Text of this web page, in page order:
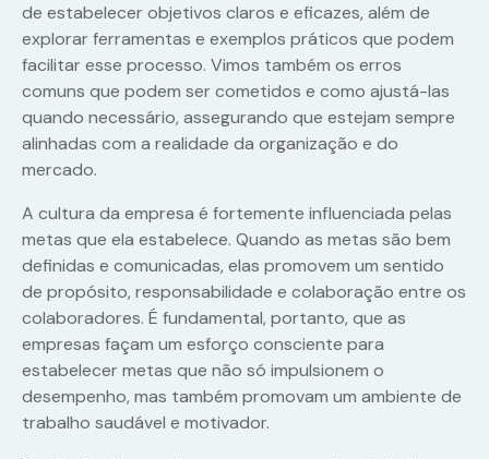
de estabelecer objetivos claros e eficazes, além de
explorar ferramentas e exemplos práticos que podem
facilitar esse processo. Vimos também os erros
comuns que podem ser cometidos e como ajustá-las
quando necessário, assegurando que estejam sempre
alinhadas com a realidade da organização e do
mercado.
A cultura da empresa é fortemente influenciada pelas
metas que ela estabelece. Quando as metas são bem
definidas e comunicadas, elas promovem um sentido
de propósito, responsabilidade e colaboração entre os
colaboradores. É fundamental, portanto, que as
empresas façam um esforço consciente para
estabelecer metas que não só impulsionem o
desempenho, mas também promovam um ambiente de
trabalho saudável e motivador.